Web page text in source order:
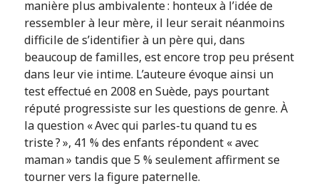
manière plus ambivalente : honteux à l’idée de
ressembler à leur mère, il leur serait néanmoins
difficile de s’identifier à un père qui, dans
beaucoup de familles, est encore trop peu présent
dans leur vie intime. L’auteure évoque ainsi un
test effectué en 2008 en Suède, pays pourtant
réputé progressiste sur les questions de genre. À
la question « Avec qui parles-tu quand tu es
triste ? », 41 % des enfants répondent «avec
maman » tandis que 5 % seulement affirment se
tourner vers la figure paternelle.